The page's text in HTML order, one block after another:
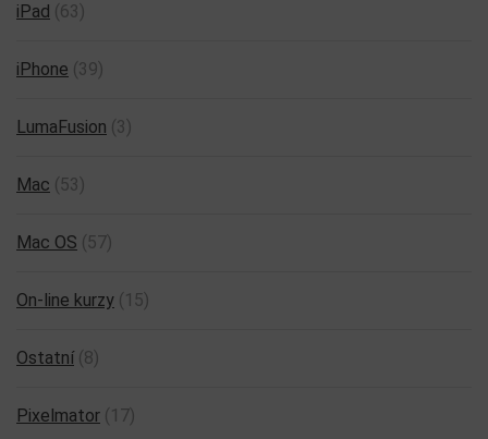
iPad (63)
iPhone (39)
LumaFusion (3)
Mac (53)
Mac OS (57)
On-line kurzy (15)
Ostatní (8)
Pixelmator (17)